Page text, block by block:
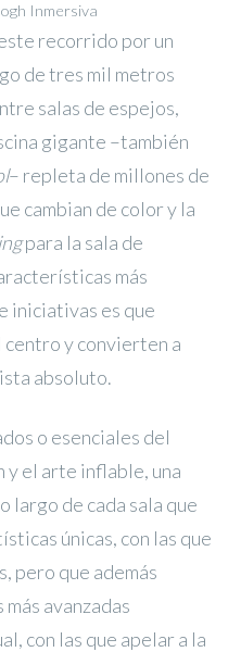
Inmersiva
recorrido por un
de tres mil metros
salas de espejos,
gigante –también
– repleta de millones de
cambian de color y la
para la sala de
más
iniciativas es que
centro y convierten a
absoluto.
o esenciales del
el arte inflable, una
largo de cada sala que
únicas, con las que
pero que además
avanzadas
con las que apelar a la